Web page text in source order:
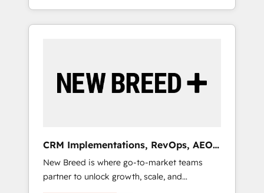
Five-Star Reviews
divisions Globalia (AI & Software) and Point
Success Media (Paid Media), making this the
by Globalia’s technical development team. -
19 HubSpot-certified trainers to drive
deployment of Breeze AI and custom agents
to automate growth. 🏆 Elite Excellence - 8
platform accreditations and deep HIPAA-
CRM Implementations, RevOps, AEO
+ Web, Demand Gen
New Breed is where go-to-market teams
partner to unlock growth, scale, and
transformation. We help companies activate